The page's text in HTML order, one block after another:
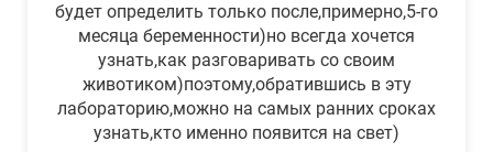
будет определить только после,примерно,5-го
месяца беременности)но всегда хочется
узнать,как разговаривать со своим
животиком)поэтому,обратившись в эту
лабораторию,можно на самых ранних сроках
узнать,кто именно появится на свет)